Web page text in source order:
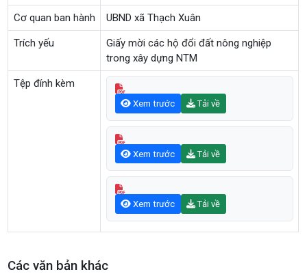
Cơ quan ban hành UBND xã Thạch Xuân
Trích yếu
Giấy mời các hộ đổi đất nông nghiệp
trong xây dựng NTM
Tệp đính kèm
Xem trước Tải về
Xem trước Tải về
Xem trước Tải về
Các văn bản khác